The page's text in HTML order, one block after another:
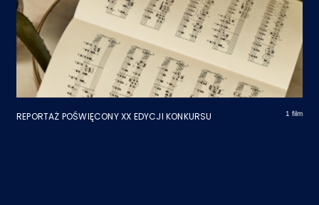
REPORTAŻ POŚWIĘCONY XX EDYCJI KONKURSU 1 film